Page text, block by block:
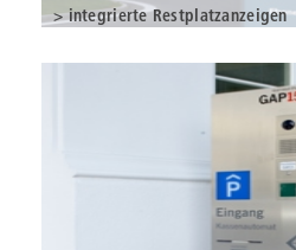
> integrierte Restplatzanzeigen